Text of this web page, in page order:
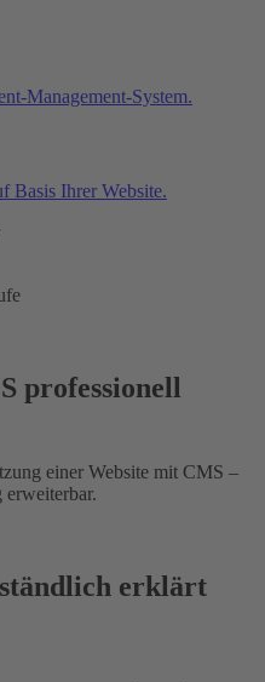
Management-System.
Basis Ihrer Website.
professionell
einer Website mit CMS –
erklärt